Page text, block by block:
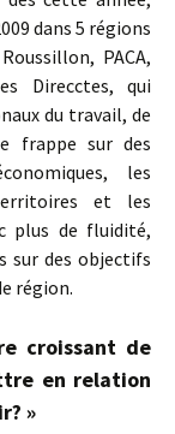
dans 5 régions
PACA,
Direcctes, qui
du travail, de
frappe sur des
les
et les
plus de fluidité,
sur des objectifs
région.
croissant de
en relation
»